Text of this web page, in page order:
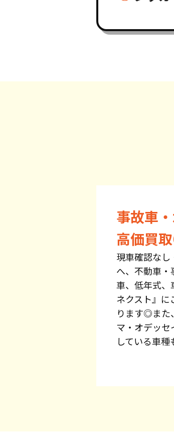
事故車
高価買
現車確認なし
へ、不動車
車、低年式、
ネクスト』
ります◎また
マ・オデッ
している車